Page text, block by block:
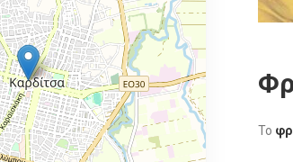
Το